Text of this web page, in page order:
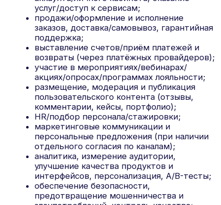
налоговый учёт, ведение претензионной
работы и защита прав Оператора.
3. Состав персональных данных (в зависимости
от предоставленных вами данных и
используемого функционала)
идентификационные и контактные: ФИО,
адрес электронной почты, номера
телефонов, мессенджеры/ники,
должность/компания, адреса доставки/
платёжные адреса;
аккаунт и взаимодействия: логин/ID, роль/
права доступа, настройки/предпочтения,
история действий, обращения в
поддержку, переписка и вложения;
заказы и платежи: сведения о заказах/
договорах, суммы, статусы; платёжные
токены/идентификаторы, маскированные
реквизиты. Данные платежных карт
обрабатываются платёжным
провайдером; CVV/CVC Оператор не
хранит;
технические и поведенческие данные
устройств: IP-адрес, файлы cookie и иные
идентификаторы (device/advertising ID),
сведения о браузере/ОС/устройстве, язык,
разрешение экрана, реферальный